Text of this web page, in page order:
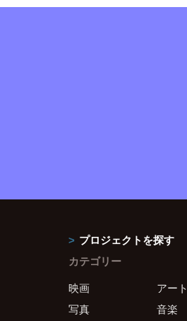
プロジェクトを探す
カテゴリー
映画
アート
写真
音楽